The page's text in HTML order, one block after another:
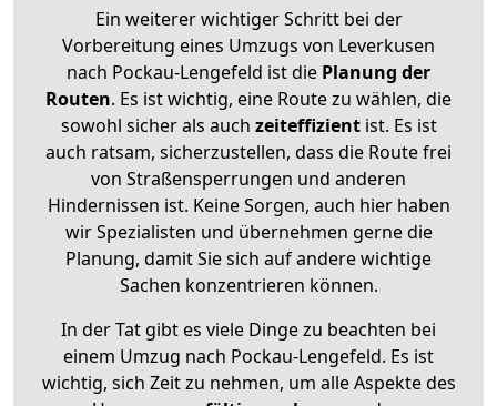
Ein weiterer wichtiger Schritt bei der
Vorbereitung eines Umzugs von Leverkusen
nach Pockau-Lengefeld ist die Planung der
Routen. Es ist wichtig, eine Route zu wählen, die
sowohl sicher als auch zeiteffizientist. Es ist
auch ratsam, sicherzustellen, dass die Route frei
von Straßensperrungen und anderen
Hindernissen ist. Keine Sorgen, auch hier haben
wir Spezialisten und übernehmen gerne die
Planung, damit Sie sich auf andere wichtige
Sachen konzentrieren können.
In der Tat gibt es viele Dinge zu beachten bei
einem Umzug nach Pockau-Lengefeld. Es ist
wichtig, sich Zeit zu nehmen, um alle Aspekte des